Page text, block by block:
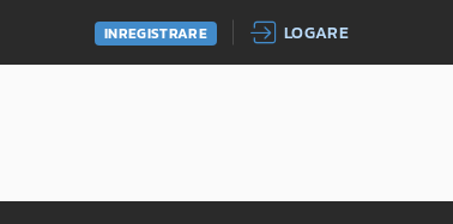
INREGISTRARE LOGARE